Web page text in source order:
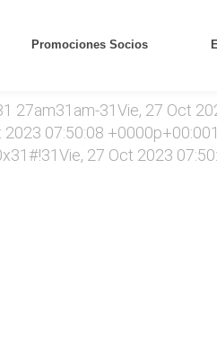
Promociones Socios
27am31am-31Vie, 27 Oct
07:50:08
27 Oct 2023